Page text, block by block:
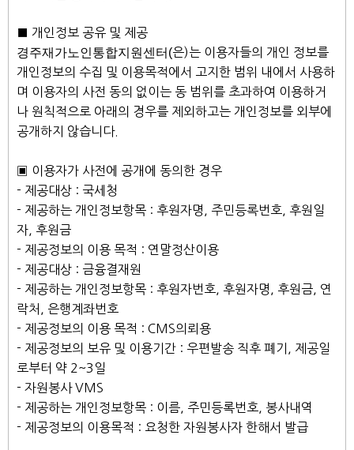
■ 개인정보 공유 및 제공
경주재가노인통합지원센터(은)는 이용자들의 개인 정보를
개인정보의 수집 및 이용목적에서 고지한 범위 내에서 사용하
며 이용자의 사전 동의 없이는 동 범위를 초과하여 이용하거
나 원칙적으로 아래의 경우를 제외하고는 개인정보를 외부에
공개하지 않습니다.
▣ 이용자가 사전에 공개에 동의한 경우
- 제공대상 : 국세청
- 제공하는 개인정보항목 : 후원자명, 주민등록번호, 후원일
자, 후원금
- 제공정보의 이용 목적 : 연말정산이용
- 제공대상 : 금융결재원
- 제공하는 개인정보항목 : 후원자번호, 후원자명, 후원금, 연
락처, 은행계좌번호
- 제공정보의 이용 목적 : CMS의뢰용
- 제공정보의 보유 및 이용기간 : 우편발송 직후 폐기, 제공일
로부터 약 2~3일
- 자원봉사 VMS
- 제공하는 개인정보항목 : 이름, 주민등록번호, 봉사내역
- 제공정보의 이용목적 : 요청한 자원봉사자 한해서 발급